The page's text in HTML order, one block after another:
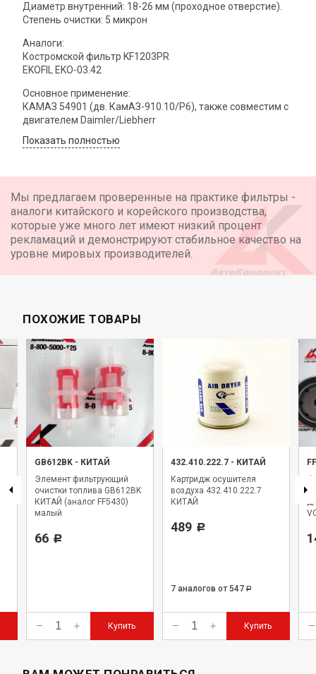
Диаметр внутренний: 18-26 мм (проходное отверстие).
Степень очистки: 5 микрон
Аналоги:
Костромской фильтр KF1203PR
EKOFIL EKO-03.42
Основное применение:
КАМАЗ 54901 (дв. КамАЗ-910.10/Р6), также совместим с
двигателем Daimler/Liebherr
Показать полностью
Мы предлагаем проверенные на практике фильтры -
аналоги китайского и корейского производства,
которые уже много лет имеют низкий процент
рекламаций и демонстрируют стабильное качество на
уровне мировых производителей.
ПОХОЖИЕ ТОВАРЫ
GB612BK - КИТАЙ
Элемент фильтрующий
очистки топлива GB612BK
КИТАЙ (аналог FF5430)
малый
66 Р
Купить
432.410.222.7 - КИТАЙ
Картридж осушителя
воздуха 432.410.222.7
КИТАЙ
489 Р
7 аналогов от 547 Р
Купить